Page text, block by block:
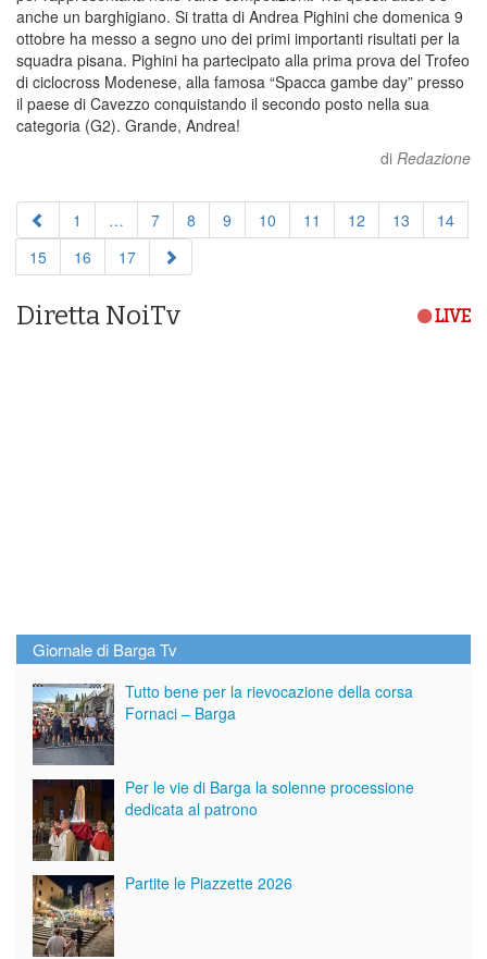
anche un barghigiano. Si tratta di Andrea Pighini che domenica 9
ottobre ha messo a segno uno dei primi importanti risultati per la
squadra pisana. Pighini ha partecipato alla prima prova del Trofeo
di ciclocross Modenese, alla famosa “Spacca gambe day” presso
il paese di Cavezzo conquistando il secondo posto nella sua
categoria (G2). Grande, Andrea!
di Redazione
1 … 7 8 9 10 11 12 13
14
15
16 17
Diretta NoiTv LIVE
Giornale di Barga Tv
Tutto bene per la rievocazione della corsa
Fornaci – Barga
Per le vie di Barga la solenne processione
dedicata al patrono
Partite le Piazzette 2026